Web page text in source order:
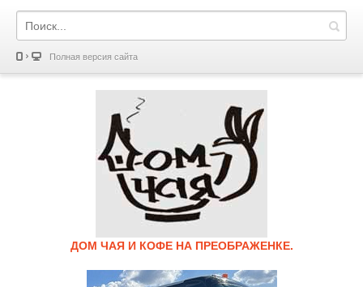
Полная версия сайта
ДОМ ЧАЯ И КОФЕ НА ПРЕОБРАЖЕНКЕ.